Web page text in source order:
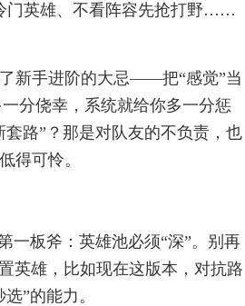
门英雄、不看阵容先抢打野……
新手进阶的大忌——把“感觉”当
分侥幸，系统就给你多一分惩
路”？那是对队友的不负责，也
得可怜。
一板斧：英雄池必须“深”。别再
英雄，比如现在这版本，对抗路
”的能力。